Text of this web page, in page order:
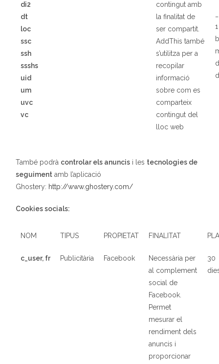
di2
dt
loc
ssc
ssh
ssshs
uid
um
uvc
vc
contingut amb
la finalitat de
ser compartit.
AddThis també
s’utilitza per a
recopilar
informació
sobre com es
comparteix
contingut del
lloc web
També podrà controlar els anuncis i les tecnologies de
seguiment amb l’aplicació
Ghostery: http://www.ghostery.com/
Cookies socials:
NOM TIPUS PROPIETAT FINALITAT
c_user, fr Publicitària Facebook
Necessària per
al complement
social de
Facebook.
Permet
mesurar el
rendiment dels
anuncis i
proporcionar
30